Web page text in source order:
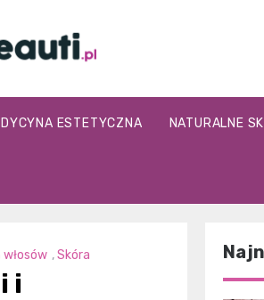
ESTETYCZNA NATURALNE
,Skóra
i